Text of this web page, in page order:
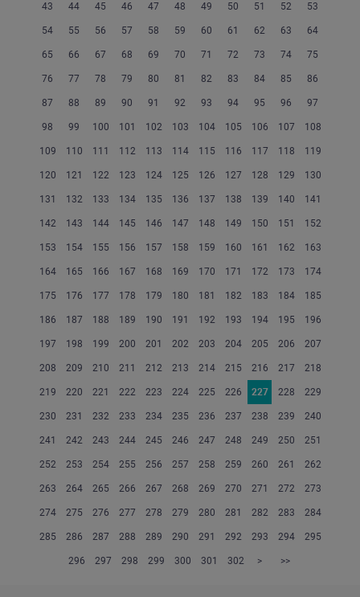
43 44 45 46 47 48 49 50 51 52 53
54 55 56 57 58 59 60 61 62 63 64
65 66 67 68 69 70 71 72 73 74 75
76 77 78 79 80 81 82 83 84 85 86
87 88 89 90 91 92 93 94 95 96 97
98 99 100 101 102 103 104 105 106 107 108
109 110 111 112 113 114 115 116 117 118 119
120 121 122 123 124 125 126 127 128 129 130
131 132 133 134 135 136 137 138 139 140 141
142 143 144 145 146 147 148 149 150 151 152
153 154 155 156 157 158 159 160 161 162 163
164 165 166 167 168 169 170 171 172 173 174
175 176 177 178 179 180 181 182 183 184 185
186 187 188 189 190 191 192 193 194 195 196
197 198 199 200 201 202 203 204 205 206 207
208 209 210 211 212 213 214 215 216 217 218
219 220 221 222 223 224 225 226 227 228 229
230 231 232 233 234 235 236 237 238 239 240
241 242 243 244 245 246 247 248 249 250 251
252 253 254 255 256 257 258 259 260 261 262
263 264 265 266 267 268 269 270 271 272 273
274 275 276 277 278 279 280 281 282 283 284
285 286 287 288 289 290 291 292 293 294 295
296 297 298 299 300 301 302 > >>